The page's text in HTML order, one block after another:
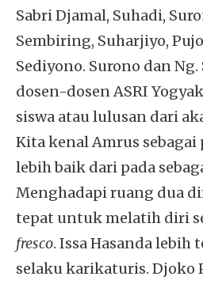
Sabri Djamal, Suhadi,
Sembiring, Suharjiyo,
Sediyono. Surono dan
dosen-dosen ASRI
siswa atau lulusan dari
Kita kenal Amrus
lebih baik dari pada
Menghadapi ruang dua
tepat untuk melatih diri
fresco. Issa Hasanda lebih
selaku karikaturis. Djoko